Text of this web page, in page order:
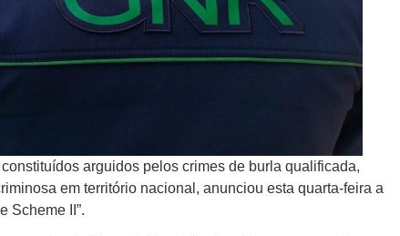
arguidos pelos crimes de burla qualificada,
em território nacional, anunciou esta quarta-feira a
Scheme II”.